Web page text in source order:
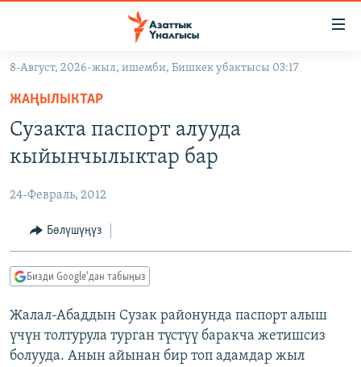
Навигацияга
өтүңүз
Издөөгө
салыңыз
ЭКОНОМИКА
МАДАНИЯТ
ДҮЙНӨ
БОРБОР АЗИЯ
АТАЙЫН ИЛИКТӨӨ
ТВ ПРОГРАММАЛАР
ЭКСПЕРТТЕР ТАЛДАЙТ
БИЗ ЖАНА ДҮЙНӨ
ДАНИСТЕ
ӨЗГӨЧӨ ПИКИР
Русский
8-Август, 2026-жыл, ишемби, Бишкек убактысы 03:17
ЖАҢЫЛЫКТАР
Сузакта паспорт алууда
кыйынчылыктар бар
24-Февраль, 2012
Бөлүшүңүз
Бизди Google'дан табыңыз
Жалал-Абаддын Сузак районунда паспорт алыш
үчүн толтурула турган түстүү баракча жетишсиз
болууда. Анын айынан бир топ адамдар жыл